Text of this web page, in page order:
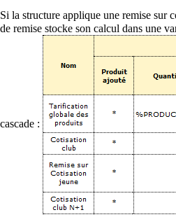
Si la structure applique une remise sur
de remise stocke son calcul dans une
cascade :